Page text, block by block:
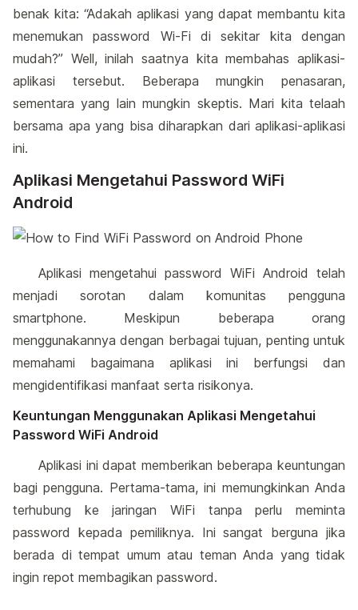
benak kita: “Adakah aplikasi yang dapat membantu kita
menemukan password Wi-Fi di sekitar kita dengan
mudah?” Well, inilah saatnya kita membahas aplikasi-
aplikasi tersebut. Beberapa mungkin penasaran,
sementara yang lain mungkin skeptis. Mari kita telaah
bersama apa yang bisa diharapkan dari aplikasi-aplikasi
ini.
Aplikasi Mengetahui Password WiFi
Android
Aplikasi mengetahui password WiFi Android telah
menjadi sorotan dalam komunitas pengguna
smartphone. Meskipun beberapa orang
menggunakannya dengan berbagai tujuan, penting untuk
memahami bagaimana aplikasi ini berfungsi dan
mengidentifikasi manfaat serta risikonya.
Keuntungan Menggunakan Aplikasi Mengetahui
Password WiFi Android
Aplikasi ini dapat memberikan beberapa keuntungan
bagi pengguna. Pertama-tama, ini memungkinkan Anda
terhubung ke jaringan WiFi tanpa perlu meminta
password kepada pemiliknya. Ini sangat berguna jika
berada di tempat umum atau teman Anda yang tidak
ingin repot membagikan password.